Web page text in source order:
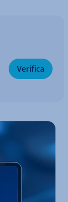
Verifica